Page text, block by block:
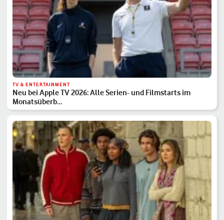
TV & ENTERTAINMENT
Neu bei Apple TV 2026: Alle Serien- und Filmstarts im
Monatsüberb…